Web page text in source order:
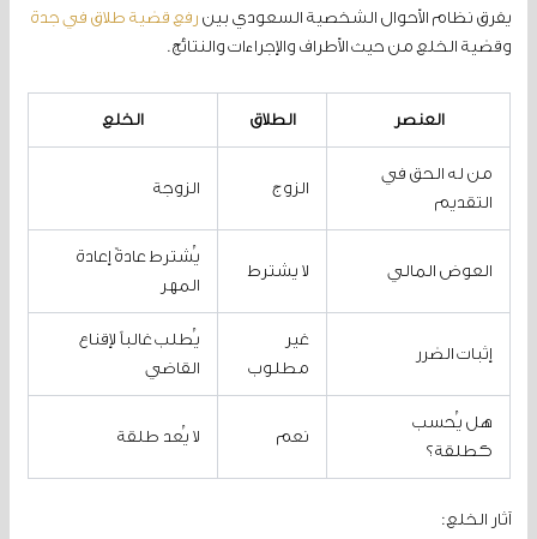
يفرق نظام الأحوال الشخصية السعودي بينرفع قضية طلاق في جدة
وقضية الخلع من حيث الأطراف والإجراءات والنتائج.
العنصر الطلاق الخلع
من له الحق في
التقديم
الزوج الزوجة
العوض المالي لا يشترط
يُشترط عادةً إعادة
المهر
إثبات الضرر
غير
مطلوب
يُطلب غالباً لإقناع
القاضي
هل يُحسب
كطلقة؟
نعم لا يُعد طلقة
آثار الخلع: